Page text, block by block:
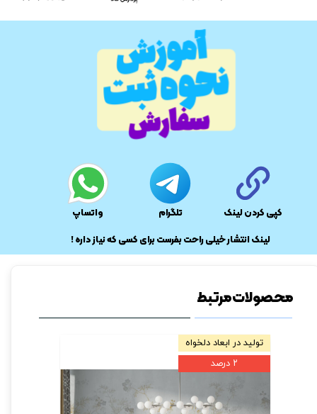
کپی کردن لینک تلگرام
واتساپ
​لینک انتشار خیلی راحت بفرست برای کسی که نیاز داره !
محصولات مرتبط
تولید در ابعاد دلخواه
۲ درصد